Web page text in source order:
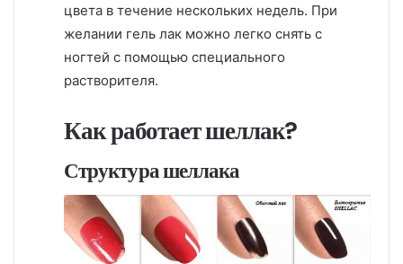
цвета в течение нескольких недель. При
желании гель лак можно легко снять с
ногтей с помощью специального
растворителя.
Как работает шеллак?
Структура шеллака